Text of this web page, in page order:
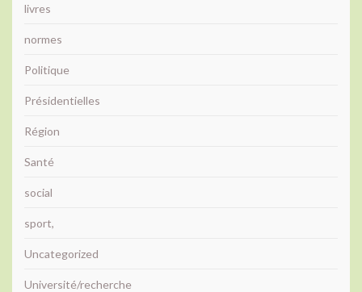
livres
normes
Politique
Présidentielles
Région
Santé
social
sport,
Uncategorized
Université/recherche